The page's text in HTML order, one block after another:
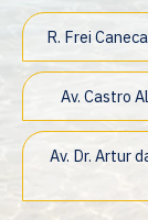
R. Frei
Av. Castro
Av. Dr. Artur